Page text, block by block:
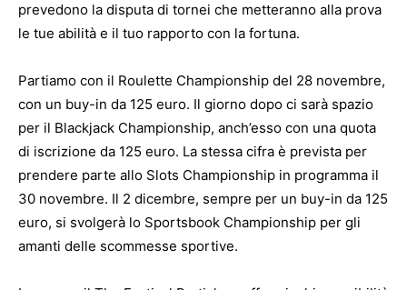
prevedono la disputa di tornei che metteranno alla prova
le tue abilità e il tuo rapporto con la fortuna.
Partiamo con il Roulette Championship del 28 novembre,
con un buy-in da 125 euro. Il giorno dopo ci sarà spazio
per il Blackjack Championship, anch’esso con una quota
di iscrizione da 125 euro. La stessa cifra è prevista per
prendere parte allo Slots Championship in programma il
30 novembre. Il 2 dicembre, sempre per un buy-in da 125
euro, si svolgerà lo Sportsbook Championship per gli
amanti delle scommesse sportive.